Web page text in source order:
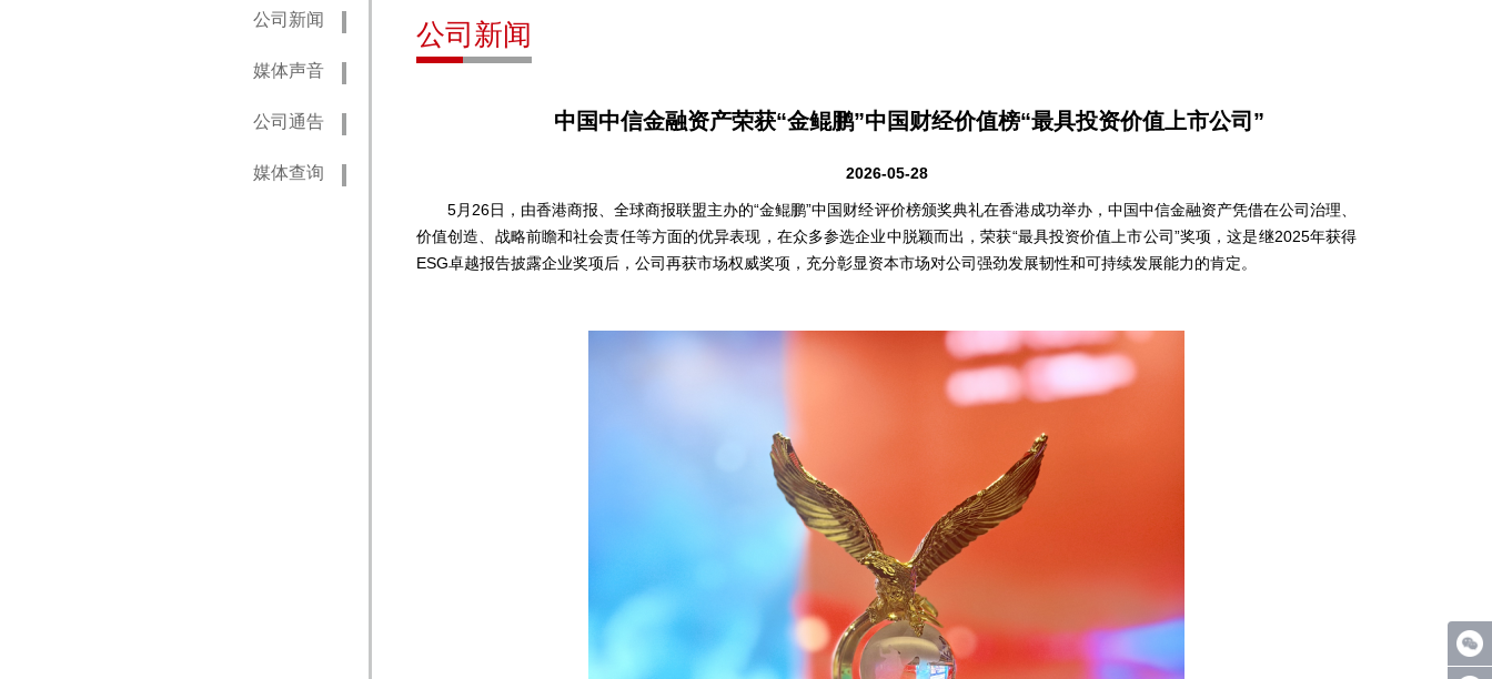
公司新闻
媒体声音
公司通告
媒体查询
公司新闻
中国中信金融资产荣获“金鲲鹏”中国财经价值榜“最具投资价值上市公司”
2026-05-28
5月26日，由香港商报、全球商报联盟主办的“金鲲鹏”中国财经评价榜颁奖典礼在香港成功举办，中国中信金融资产凭借在公司治理、
价值创造、战略前瞻和社会责任等方面的优异表现，在众多参选企业中脱颖而出，荣获“最具投资价值上市公司”奖项，这是继2025年获得
ESG卓越报告披露企业奖项后，公司再获市场权威奖项，充分彰显资本市场对公司强劲发展韧性和可持续发展能力的肯定。